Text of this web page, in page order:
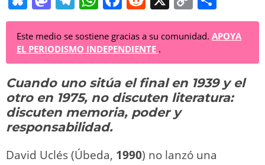
u
e
sk
y
a
st
o
d
o
n
el
e
gr
a
m
h
at
s
A
p
p
a
c
e
b
o
o
e
d
di
t
o
p
Li
n
o
m
ar
tir
Este medio se sostiene gracias a su comunidad. APOYA
EL PERIODISMO INDEPENDIENTE .
Cuando uno sitúa el final en 1939 y el
otro en 1975, no discuten literatura:
discuten memoria, poder y
responsabilidad.
David Uclés (Úbeda, 1990) no lanzó una